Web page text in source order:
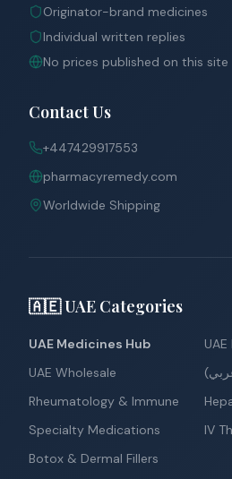
Originator-brand medicines
Individual written replies
No prices published on this site
Contact Us
+447429917553
pharmacyremedy.com
Worldwide Shipping
🇦🇪 UAE Categories
UAE Medicines Hub
UAE Wholesale
Rheumatology & Immune
Specialty Medications
IV
Botox & Dermal Fillers